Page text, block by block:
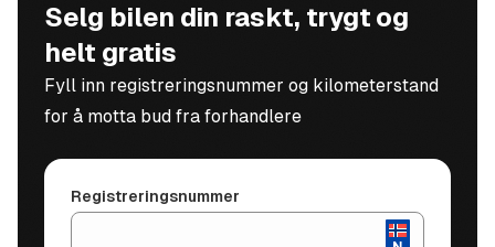
Selg bilen din raskt, trygt og
helt gratis
Fyll inn registreringsnummer og kilometerstand
for å motta bud fra forhandlere
Registreringsnummer